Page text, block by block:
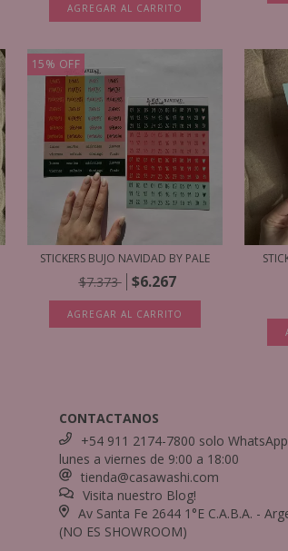
AGREGAR AL CARRITO
15% OFF
STICKERS BUJO NAVIDAD BY PALE
$7.373 $6.267
CONTACTANOS
+54 911 2174-7800 solo
lunes a viernes de 9:00 a 18:00
tienda@casawashi.com
Visita nuestro Blog!
Av Santa Fe 2644 1°E C.A.B.A. -
(NO ES SHOWROOM)